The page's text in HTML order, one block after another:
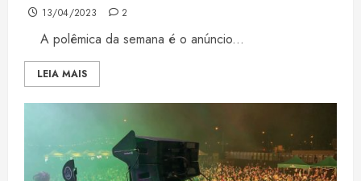
13/04/2023 2
A polêmica da semana é o anúncio...
LEIA MAIS